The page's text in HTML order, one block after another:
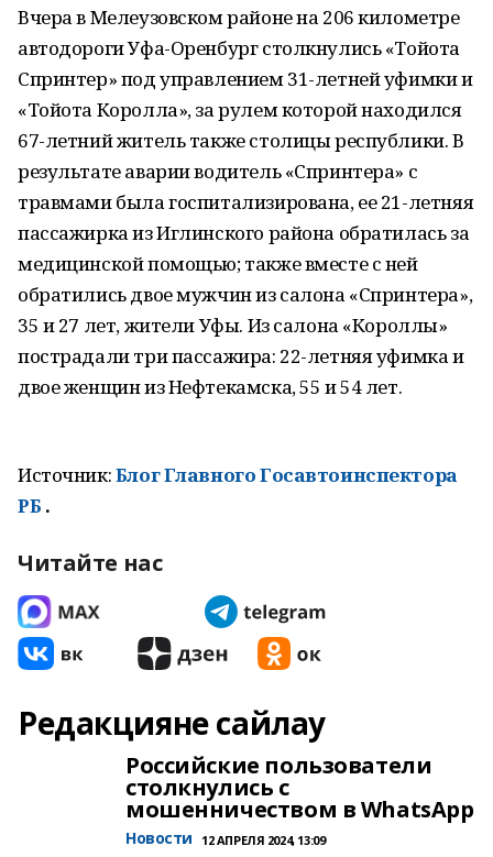
Вчера в Мелеузовском районе на 206 километре
автодороги Уфа-Оренбург столкнулись «Тойота
Спринтер» под управлением 31-летней уфимки и
«Тойота Королла», за рулем которой находился
67-летний житель также столицы республики. В
результате аварии водитель «Спринтера» с
травмами была госпитализирована, ее 21-летняя
пассажирка из Иглинского района обратилась за
медицинской помощью; также вместе с ней
обратились двое мужчин из салона «Спринтера»,
35 и 27 лет, жители Уфы. Из салона «Короллы»
пострадали три пассажира: 22-летняя уфимка и
двое женщин из Нефтекамска, 55 и 54 лет.
Источник:Блог Главного Госавтоинспектора
РБ .
Читайте нас
Редакцияне сайлау
Российские пользователи
столкнулись с
мошенничеством в WhatsApp
Новости 12 АПРЕЛЯ 2024, 13:09